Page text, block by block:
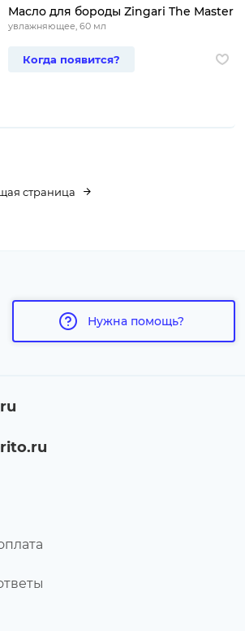
Масло для бороды Zingari The Master
увлажняющее, 60 мл
Когда появится?
страница
Нужна помощь?